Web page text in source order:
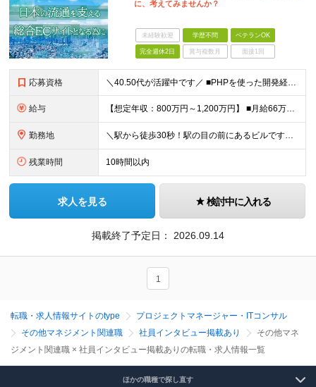
に、考えてみませんか？
未経験歓迎 学歴不問 ベテランOK
完全週休2日 賞与複数月 面接1回
応募資格 ＼40.50代が活躍中です／ ■PHPを使った開発経験(5年以上) ■下記のいずれかの経験をお持ちの方 ┗PMとしてのマネジメント経験 ┗システム部でのマネジメント経験 ■学歴不問
給与 【想定年収：800万円～1,200万円】 ■月給66万7,000円以上 ※固定残業代20時間分（9万1,000円以上）を含む ※超過分は別途支給いたします ※試用期間2ヶ月分（期間中の雇用形態・待遇の
勤務地 ＼駅から徒歩30秒！駅の目の前にあるビルです！／ 東京都新宿区西新宿6-5-1新宿アイランドタワー26階 ※(変更の範囲)会社の指示による
残業時間 10時間以内
求人を見る 検討中に入れる
掲載終了予定日： 2026.09.14
1
転職・求人情報サイトのtype
プロジェクトマネージャー・ITコンサル
その他マネジメント関連職
社員インタビュー掲載あり
その他マネ
ジメント関連職 × 社員インタビュー掲載ありの転職・求人情報一覧
ほかの職種で探し直す